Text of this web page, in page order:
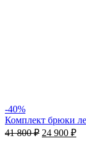
-40%
Комплект брюки
41 800₽ 24 900 ₽